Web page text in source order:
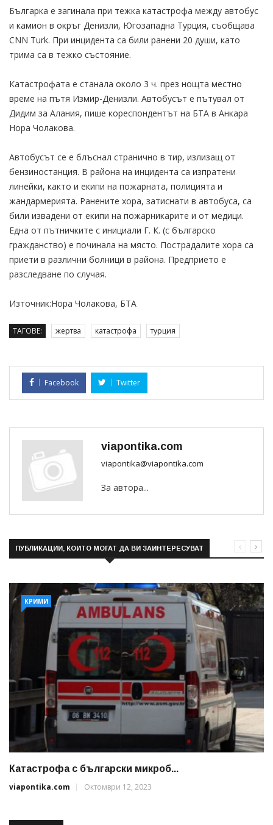
Българка е загинала при тежка катастрофа между автобус
и камион в окръг Денизли, Югозападна Турция, съобщава
CNN Turk. При инцидента са били ранени 20 души, като
трима са в тежко състояние.
Катастрофата е станала около 3 ч. през нощта местно
време на пътя Измир-Денизли. Автобусът е пътувал от
Дидим за Алания, пише кореспондентът на БТА в Анкара
Нора Чолакова.
Автобусът се е блъснал странично в тир, излизащ от
бензиностанция. В района на инцидента са изпратени
линейки, както и екипи на пожарната, полицията и
жандармерията. Ранените хора, затиснати в автобуса, са
били извадени от екипи на пожарникарите и от медици.
Една от пътничките с инициали Г. К. (с българско
гражданство) е починала на място. Пострадалите хора са
приети в различни болници в района. Предприето е
разследване по случая.
Източник:Нора Чолакова, БТА
ТАГОВЕ: жертва катастрофа турция
Facebook Twitter
viapontika.com
viapontika@viapontika.com
За автора...
ПУБЛИКАЦИИ, КОИТО МОГАТ ДА ВИ ЗАИНТЕРЕСУВАТ
КРИМИ
Катастрофа с български микроб...
viapontika.com
Октомври 12, 2023